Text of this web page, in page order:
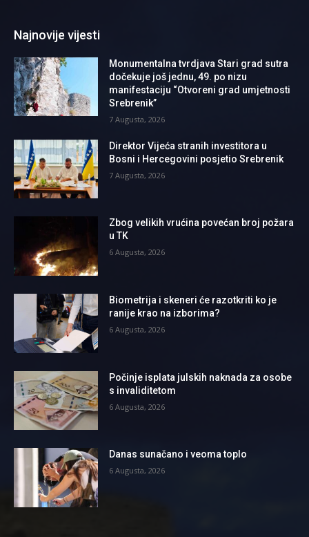
Najnovije vijesti
Monumentalna tvrdjava Stari grad sutra
dočekuje još jednu, 49. po nizu
manifestaciju “Otvoreni grad umjetnosti
Srebrenik”
7 Augusta, 2026
Direktor Vijeća stranih investitora u
Bosni i Hercegovini posjetio Srebrenik
7 Augusta, 2026
Zbog velikih vrućina povećan broj požara
u TK
6 Augusta, 2026
Biometrija i skeneri će razotkriti ko je
ranije krao na izborima?
6 Augusta, 2026
Počinje isplata julskih naknada za osobe
s invaliditetom
6 Augusta, 2026
Danas sunačano i veoma toplo
6 Augusta, 2026